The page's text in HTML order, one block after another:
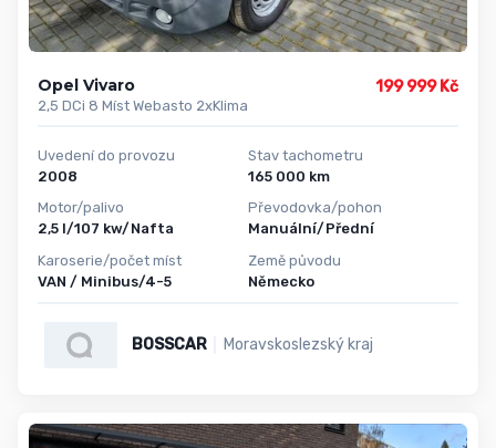
Opel Vivaro
2,5 DCi 8 Míst Webasto 2xKlima
199 999 Kč
Uvedení do provozu
2008
Motor/palivo
2,5 l/107 kw/Nafta
Karoserie/počet míst
VAN / Minibus/4-5
Stav tachometru
165 000 km
Převodovka/pohon
Manuální/Přední
Země původu
Německo
BOSSCAR Moravskoslezský kraj